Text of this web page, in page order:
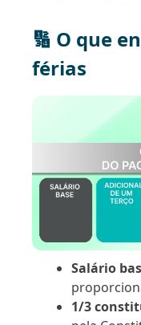
🔢 O que
férias
Salário
1/3